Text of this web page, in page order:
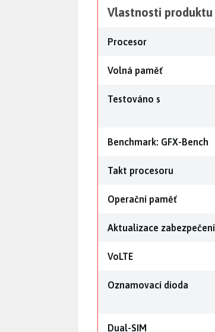
Vlastnosti produktu
Procesor
Volná paměť
Testováno s
Benchmark: GFX-Bench
Takt procesoru
Operační paměť
Aktualizace
VoLTE
Oznamovací dioda
Dual-SIM